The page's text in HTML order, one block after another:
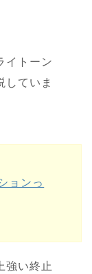
イトーン
していま
ョンっ
強い終止